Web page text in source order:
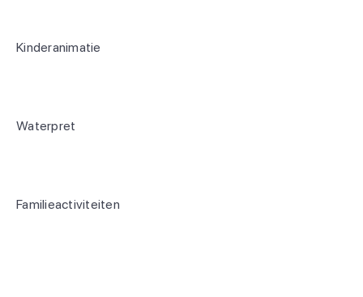
Kinderanimatie
Waterpret
Familieactiviteiten